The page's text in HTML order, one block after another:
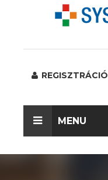
REGISZTRÁCIÓ
MENU